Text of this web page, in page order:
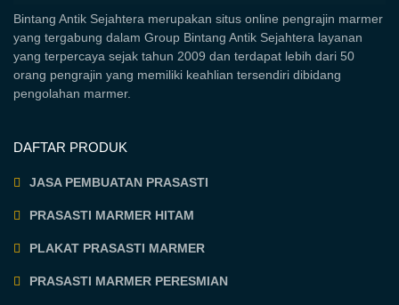
Bintang Antik Sejahtera merupakan situs online pengrajin marmer
yang tergabung dalam Group Bintang Antik Sejahtera layanan
yang terpercaya sejak tahun 2009 dan terdapat lebih dari 50
orang pengrajin yang memiliki keahlian tersendiri dibidang
pengolahan marmer.
DAFTAR PRODUK
JASA PEMBUATAN PRASASTI
PRASASTI MARMER HITAM
PLAKAT PRASASTI MARMER
PRASASTI MARMER PERESMIAN